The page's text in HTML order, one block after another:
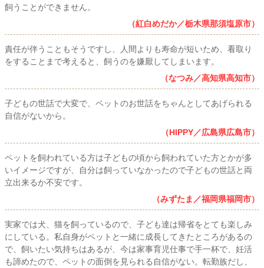
飼うことができません。
（紅白めだか／栃木県那須塩原市）
責任が伴うこともそうですし、人間よりも寿命が短いため、看取り
をすることまで考えると、飼うのを嫌厭してしまいます。
（なつみ／高知県高知市）
子どもの世話で大変で、ペットのお世話をちゃんとしてあげられる
自信がないから。
（HIPPY／広島県広島市）
ペットを飼われている方は子どもの頃から飼われていた方とかが多
いイメージですが、自分は飼っていなかったので子どもの世話と両
立出来るか不安です。
（みずたま／福岡県福岡市）
実家では犬、猫を飼っているので、子ども達は帰省をとても楽しみ
にしている。私自身がペットと一緒に成長してきたところがあるの
で、飼いたい気持ちはあるが、今は家事育児仕事で手一杯で、妊活
も諦めたので、ペットの面倒を見られる自信がない。転勤族だし、